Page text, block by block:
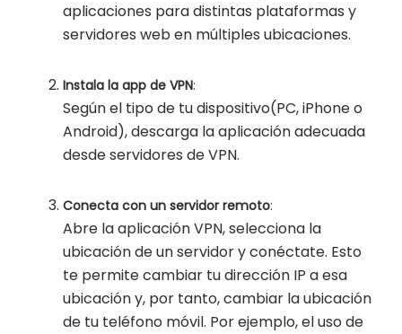
aplicaciones para distintas plataformas y
servidores web en múltiples ubicaciones.
Instala la app de VPN:
Según el tipo de tu dispositivo(PC, iPhone o
Android), descarga la aplicación adecuada
desde servidores de VPN.
Conecta con un servidor remoto:
Abre la aplicación VPN, selecciona la
ubicación de un servidor y conéctate. Esto
te permite cambiar tu dirección IP a esa
ubicación y, por tanto, cambiar la ubicación
de tu teléfono móvil. Por ejemplo, el uso de